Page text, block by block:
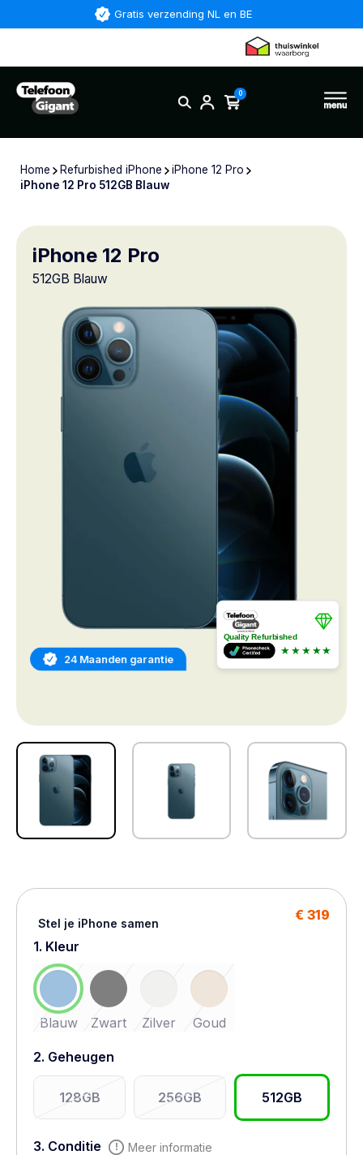
Gratis verzending NL en BE
0
Home Refurbished iPhone
iPhone 12 Pro
iPhone 12 Pro 512GB Blauw
24 Maanden garantie
iPhone 12 Pro
512GB Blauw
Quality Refurbished
★★★★★
Stel je iPhone samen
€ 319
1. Kleur
Blauw Zwart Zilver Goud
2. Geheugen
128GB 256GB 512GB
3. Conditie Meer informatie